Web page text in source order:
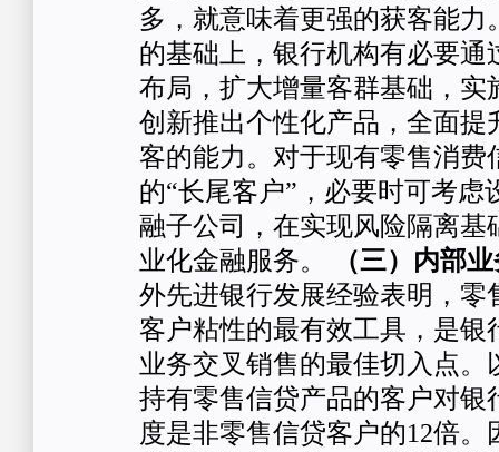
多，就意味着更强的获客能力
的基础上，银行机构有必要通
布局，扩大增量客群基础，实
创新推出个性化产品，全面提
客的能力。对于现有零售消费
的“长尾客户”，必要时可考虑
融子公司，在实现风险隔离基
业化金融服务。
（三）内部
外先进银行发展经验表明，零
客户粘性的最有效工具，是银
业务交叉销售的最佳切入点。
持有零售信贷产品的客户对银
度是非零售信贷客户的12倍